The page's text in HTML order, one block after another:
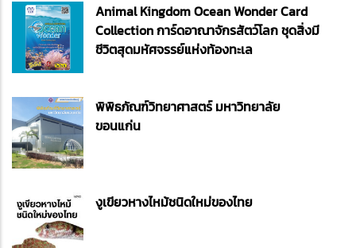
Animal Kingdom Ocean Wonder Card
Collection การ์ดอาณาจักรสัตว์โลก ชุดสิ่งมี
ชีวิตสุดมหัศจรรย์แห่งท้องทะเล
พิพิธภัณฑ์วิทยาศาสตร์ มหาวิทยาลัย
ขอนแก่น
งูเขียวหางไหม้ชนิดใหม่ของไทย